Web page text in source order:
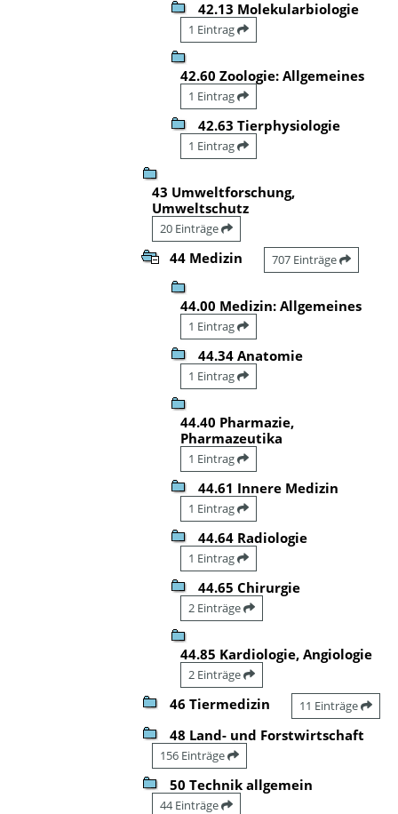
42.13 Molekularbiologie
1 Eintrag
42.60 Zoologie: Allgemeines
1 Eintrag
42.63 Tierphysiologie
1 Eintrag
43 Umweltforschung,
Umweltschutz
20 Einträge
44 Medizin 707 Einträge
44.00 Medizin: Allgemeines
1 Eintrag
44.34 Anatomie
1 Eintrag
44.40 Pharmazie,
Pharmazeutika
1 Eintrag
44.61 Innere Medizin
1 Eintrag
44.64 Radiologie
1 Eintrag
44.65 Chirurgie
2 Einträge
44.85 Kardiologie, Angiologie
2 Einträge
46 Tiermedizin 11 Einträge
48 Land- und Forstwirtschaft
156 Einträge
50 Technik allgemein
44 Einträge